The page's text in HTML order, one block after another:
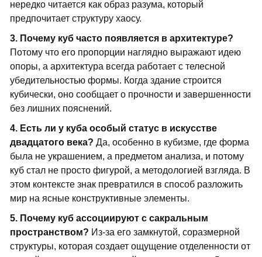
нередко читается как образ разума, который
предпочитает структуру хаосу.
3. Почему куб часто появляется в архитектуре?
Потому что его пропорции наглядно выражают идею
опоры, а архитектура всегда работает с телесной
убедительностью формы. Когда здание строится
кубически, оно сообщает о прочности и завершенности
без лишних пояснений.
4. Есть ли у куба особый статус в искусстве
двадцатого века? Да, особенно в кубизме, где форма
была не украшением, а предметом анализа, и потому
куб стал не просто фигурой, а методологией взгляда. В
этом контексте знак превратился в способ разложить
мир на ясные конструктивные элементы.
5. Почему куб ассоциируют с сакральным
пространством? Из-за его замкнутой, соразмерной
структуры, которая создает ощущение отделенности от